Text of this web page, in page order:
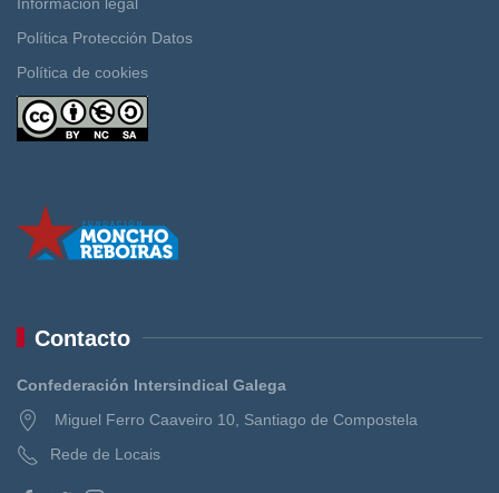
Política Protección Datos
Política de cookies
Contacto
Confederación Intersindical Galega
Miguel Ferro Caaveiro 10, Santiago de Compostela
Rede de Locais